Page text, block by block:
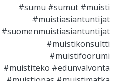
#sumu #sumut #muisti
#muistiasiantuntijat
#suomenmuistiasiantuntijat
#muistikonsultti
#muistifoorumi
#muistiteko #edunvalvonta